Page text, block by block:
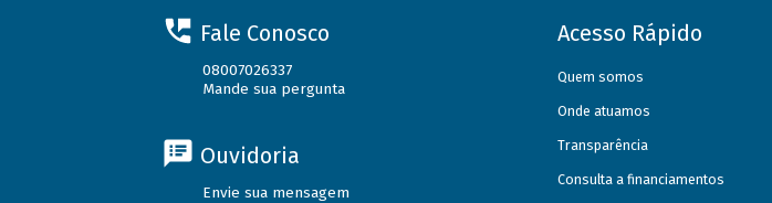
Fale Conosco
08007026337
Mande sua pergunta
Ouvidoria
Envie sua mensagem
Acesso Rápido
Quem somos
Onde atuamos
Transparência
Consulta a financiamentos